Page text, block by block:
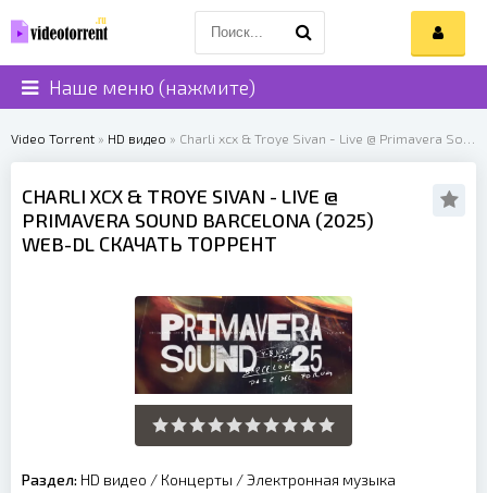
Наше меню (нажмите)
Video Torrent » HD видео » Charli xcx & Troye Sivan - Live @ Primavera Sound Barcelona (2025)
CHARLI XCX & TROYE SIVAN - LIVE @
PRIMAVERA SOUND BARCELONA (2025)
WEB-DL СКАЧАТЬ ТОРРЕНТ
Раздел: HD видео / Концерты /Электронная музыка